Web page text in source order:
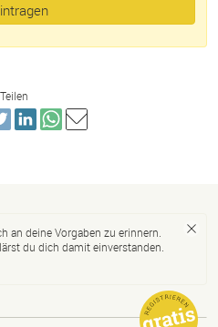
Teilen
an deine Vorgaben zu erinnern.
du dich damit einverstanden.